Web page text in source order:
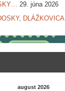
29. júna 2026
DLÁŽKOVICA
august 2026